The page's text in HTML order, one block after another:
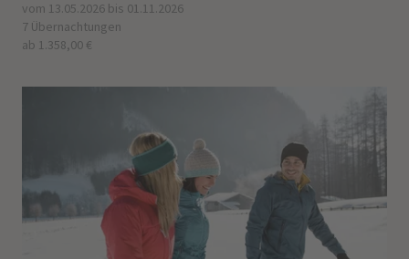
vom 13.05.2026 bis 01.11.2026
7 Übernachtungen
ab 1.358,00 €